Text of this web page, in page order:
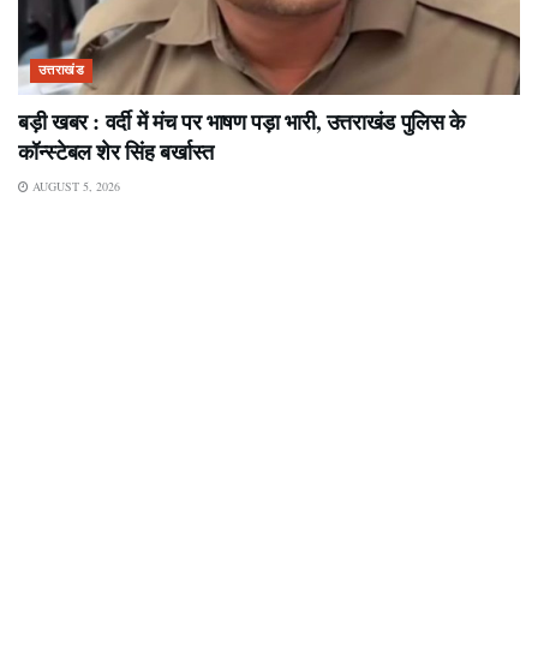
उत्तराखंड
बड़ी खबर : वर्दी में मंच पर भाषण पड़ा भारी, उत्तराखंड पुलिस के
कॉन्स्टेबल शेर सिंह बर्खास्त
AUGUST 5, 2026